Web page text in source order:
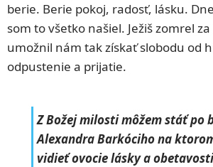
berie. Berie pokoj, radosť, lásku.
som to všetko našiel. Ježiš zomrel
umožnil nám tak získať slobodu od
odpustenie a prijatie.
Z Božej milosti môžem stáť po
Alexandra Barkóciho na
vidieť ovocie lásky a